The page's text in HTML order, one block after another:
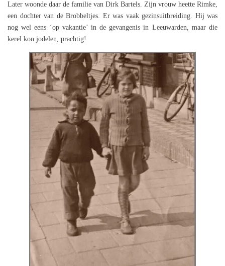
Later woonde daar de familie van Dirk Bartels. Zijn vrouw heette Rimke,
een dochter van de Brobbeltjes. Er was vaak gezinsuitbreiding. Hij was
nog wel eens ‘op vakantie’ in de gevangenis in Leeuwarden, maar die
kerel kon jodelen, prachtig!